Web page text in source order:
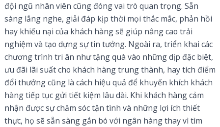
đội ngũ nhân viên cũng đóng vai trò quan trọng. Sẵn
sàng lắng nghe, giải đáp kịp thời mọi thắc mắc, phản hồi
hay khiếu nại của khách hàng sẽ giúp nâng cao trải
nghiệm và tạo dựng sự tin tưởng. Ngoài ra, triển khai các
chương trình tri ân như tặng quà vào những dịp đặc biệt,
ưu đãi lãi suất cho khách hàng trung thành, hay tích điểm
đổi thưởng cũng là cách hiệu quả để khuyến khích khách
hàng tiếp tục gửi tiết kiệm lâu dài. Khi khách hàng cảm
nhận được sự chăm sóc tận tình và những lợi ích thiết
thực, họ sẽ sẵn sàng gắn bó với ngân hàng thay vì tìm